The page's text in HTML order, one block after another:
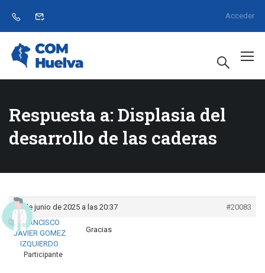
Acceder
Respuesta a: Displasia del
desarrollo de las caderas
30 de junio de 2025 a las 20:37
#20083
FRANCISCO
JAVIER GOMEZ
IZQUIERDO
Participante
Gracias